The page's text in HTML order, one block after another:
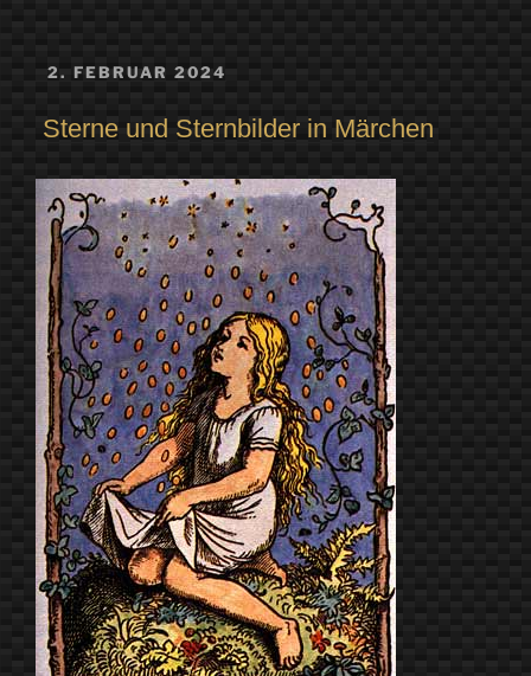
VERÖFFENTLICHT
2. FEBRUAR 2024
Sterne und Sternbilder in Märchen